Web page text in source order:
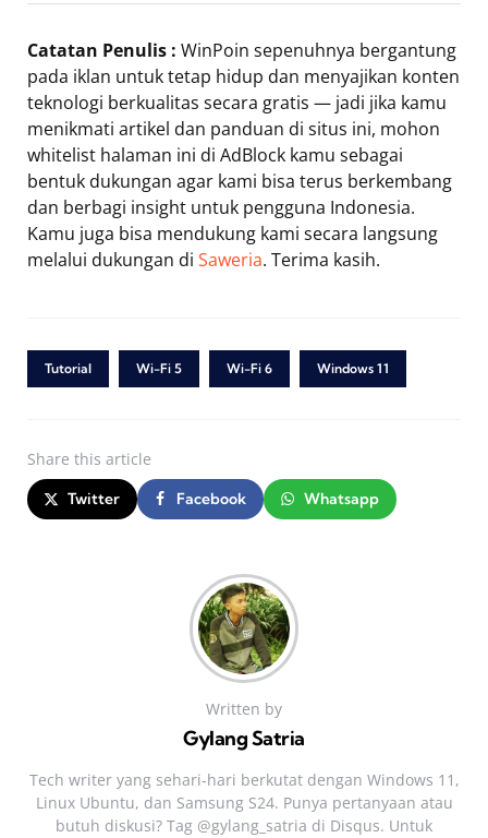
Catatan Penulis : WinPoin sepenuhnya bergantung
pada iklan untuk tetap hidup dan menyajikan konten
teknologi berkualitas secara gratis — jadi jika kamu
menikmati artikel dan panduan di situs ini, mohon
whitelist halaman ini di AdBlock kamu sebagai
bentuk dukungan agar kami bisa terus berkembang
dan berbagi insight untuk pengguna Indonesia.
Kamu juga bisa mendukung kami secara langsung
melalui dukungan di Saweria. Terima kasih.
Tutorial Wi-Fi 5 Wi-Fi 6 Windows 11
Share this article
Twitter Facebook Whatsapp
Written by
Gylang Satria
Tech writer yang sehari‑hari berkutat dengan Windows 11,
Linux Ubuntu, dan Samsung S24. Punya pertanyaan atau
butuh diskusi? Tag @gylang_satria di Disqus. Untuk